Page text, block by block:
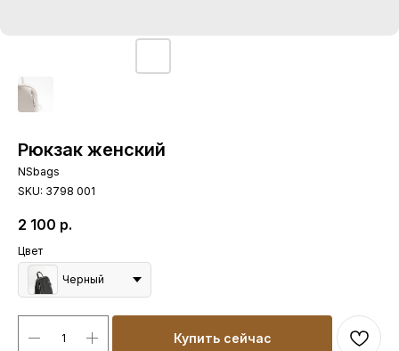
Рюкзак женский
NSbags
SKU: 3798 001
2 100 р.
Цвет
Черный
Купить сейчас